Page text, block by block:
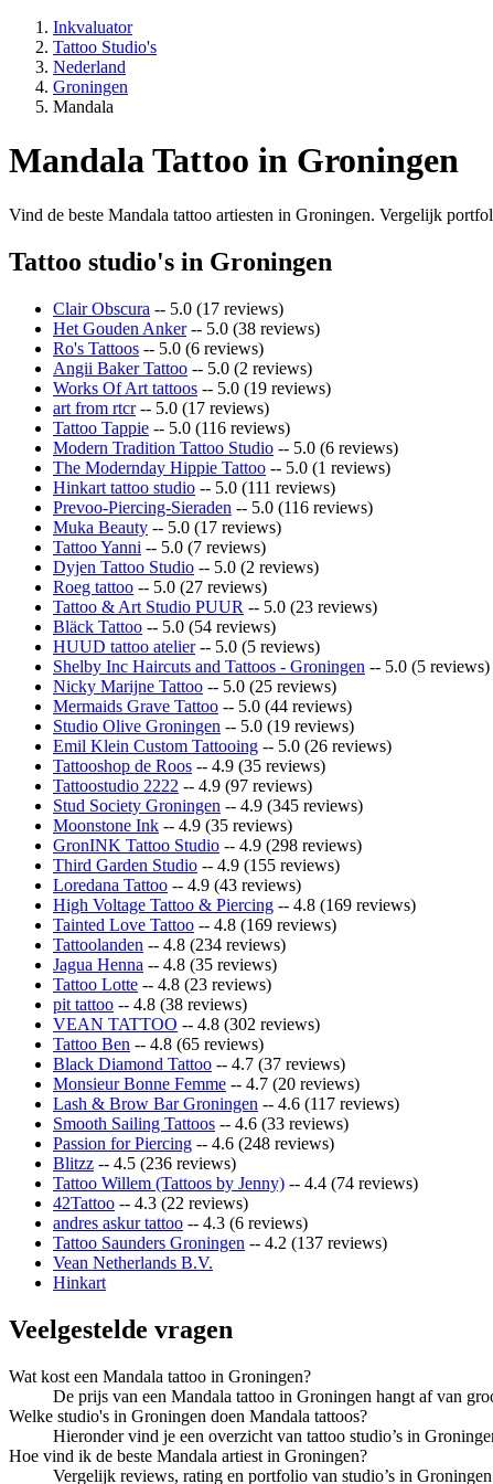
Inkvaluator
Tattoo Studio's
Nederland
Groningen
Mandala
Mandala Tattoo in Groningen
Vind de beste Mandala tattoo artiesten in Groningen. Vergelijk
Tattoo studio's in Groningen
Clair Obscura -- 5.0 (17 reviews)
Het Gouden Anker-- 5.0 (38 reviews)
Ro's Tattoos -- 5.0 (6 reviews)
Angii Baker Tattoo -- 5.0 (2 reviews)
Works Of Art tattoos -- 5.0 (19 reviews)
art from rtcr-- 5.0 (17 reviews)
Tattoo Tappie -- 5.0 (116 reviews)
Modern Tradition Tattoo Studio -- 5.0 (6 reviews)
The Modernday Hippie Tattoo -- 5.0 (1 reviews)
Hinkart tattoo studio -- 5.0 (111 reviews)
Prevoo-Piercing-Sieraden -- 5.0 (116 reviews)
Muka Beauty -- 5.0 (17 reviews)
Tattoo Yanni -- 5.0 (7 reviews)
Dyjen Tattoo Studio -- 5.0 (2 reviews)
Roeg tattoo -- 5.0 (27 reviews)
Tattoo & Art Studio PUUR -- 5.0 (23 reviews)
Bläck Tattoo -- 5.0 (54 reviews)
HUUD tattoo atelier-- 5.0 (5 reviews)
Shelby Inc Haircuts and Tattoos - Groningen -- 5.0 (5 reviews)
Nicky Marijne Tattoo -- 5.0 (25 reviews)
Mermaids Grave Tattoo -- 5.0 (44 reviews)
Studio Olive Groningen -- 5.0 (19 reviews)
Emil Klein Custom Tattooing -- 5.0 (26 reviews)
Tattooshop de Roos -- 4.9 (35 reviews)
Tattoostudio 2222 -- 4.9 (97 reviews)
Stud Society Groningen -- 4.9 (345 reviews)
Moonstone Ink -- 4.9 (35 reviews)
GronINK Tattoo Studio -- 4.9 (298 reviews)
Third Garden Studio -- 4.9 (155 reviews)
Loredana Tattoo -- 4.9 (43 reviews)
High Voltage Tattoo & Piercing -- 4.8 (169 reviews)
Tainted Love Tattoo -- 4.8 (169 reviews)
Tattoolanden -- 4.8 (234 reviews)
Jagua Henna -- 4.8 (35 reviews)
Tattoo Lotte -- 4.8 (23 reviews)
pit tattoo -- 4.8 (38 reviews)
VEAN TATTOO -- 4.8 (302 reviews)
Tattoo Ben -- 4.8 (65 reviews)
Black Diamond Tattoo -- 4.7 (37 reviews)
Monsieur Bonne Femme -- 4.7 (20 reviews)
Lash & Brow Bar Groningen -- 4.6 (117 reviews)
Smooth Sailing Tattoos -- 4.6 (33 reviews)
Passion for Piercing -- 4.6 (248 reviews)
Blitzz -- 4.5 (236 reviews)
Tattoo Willem (Tattoos by Jenny) -- 4.4 (74 reviews)
42Tattoo -- 4.3 (22 reviews)
andres askur tattoo -- 4.3 (6 reviews)
Tattoo Saunders Groningen -- 4.2 (137 reviews)
Vean Netherlands B.V.
Hinkart
Veelgestelde vragen
Wat kost een Mandala tattoo in Groningen?
De prijs van een Mandala tattoo in Groningen hangt af van
Welke studio's in Groningen doen Mandala tattoos?
Hieronder vind je een overzicht van tattoo studio’s in
Hoe vind ik de beste Mandala artiest in Groningen?
Vergelijk reviews, rating en portfolio van studio’s in